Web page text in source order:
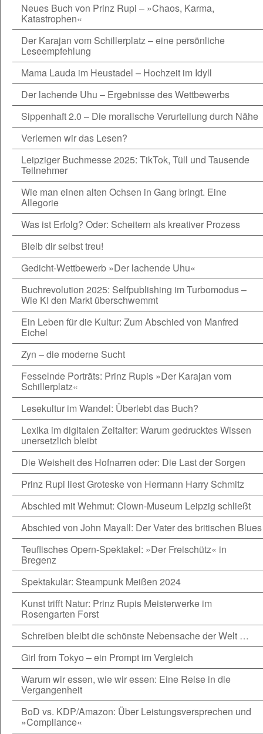
Neues Buch von Prinz Rupi – »Chaos, Karma,
Katastrophen«
Der Karajan vom Schillerplatz – eine persönliche
Leseempfehlung
Mama Lauda im Heustadel – Hochzeit im Idyll
Der lachende Uhu – Ergebnisse des Wettbewerbs
Sippenhaft 2.0 – Die moralische Verurteilung durch Nähe
Verlernen wir das Lesen?
Leipziger Buchmesse 2025: TikTok, Tüll und Tausende
Teilnehmer
Wie man einen alten Ochsen in Gang bringt. Eine
Allegorie
Was ist Erfolg? Oder: Scheitern als kreativer Prozess
Bleib dir selbst treu!
Gedicht-Wettbewerb »Der lachende Uhu«
Buchrevolution 2025: Selfpublishing im Turbomodus –
Wie KI den Markt überschwemmt
Ein Leben für die Kultur: Zum Abschied von Manfred
Eichel
Zyn – die moderne Sucht
Fesselnde Porträts: Prinz Rupis »Der Karajan vom
Schillerplatz«
Lesekultur im Wandel: Überlebt das Buch?
Lexika im digitalen Zeitalter: Warum gedrucktes Wissen
unersetzlich bleibt
Die Weisheit des Hofnarren oder: Die Last der Sorgen
Prinz Rupi liest Groteske von Hermann Harry Schmitz
Abschied mit Wehmut: Clown-Museum Leipzig schließt
Abschied von John Mayall: Der Vater des britischen Blues
Teuflisches Opern-Spektakel: »Der Freischütz« in
Bregenz
Spektakulär: Steampunk Meißen 2024
Kunst trifft Natur: Prinz Rupis Meisterwerke im
Rosengarten Forst
Schreiben bleibt die schönste Nebensache der Welt …
Girl from Tokyo – ein Prompt im Vergleich
Warum wir essen, wie wir essen: Eine Reise in die
Vergangenheit
BoD vs. KDP/Amazon: Über Leistungsversprechen und
»Compliance«